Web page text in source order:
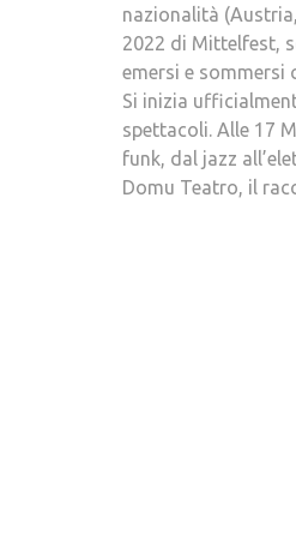
nazionalità
2022 di Mittelfest,
emersi e sommersi
Si inizia
spettacoli. Alle 17
funk, dal jazz
Domu Teatro, il